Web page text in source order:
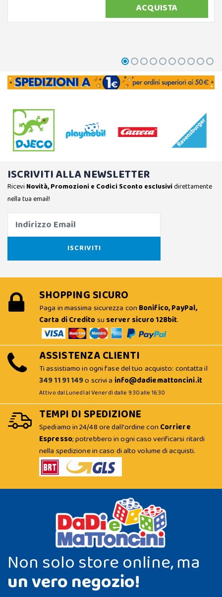
ACQUISTA
ISCRIVITI ALLA NEWSLETTER
Ricevi Novità, Promozioni e Codici Sconto esclusividirettamente
nella tua email!
SHOPPING SICURO
Paga in massima sicurezza con Bonifico, PayPal,
Carta di Creditosu server sicuro 128bit.
ASSISTENZA CLIENTI
Ti assistiamo in ogni fase del tuo acquisto: contatta il
349 11 91 149o scrivi a info@dadiemattoncini.it
Attivo dal Lunedì al Venerdì dalle 9:30 alle 16:30
TEMPI DI SPEDIZIONE
Spediamo in 24/48 ore dall'ordine con Corriere
Espresso; potrebbero in ogni caso verificarsi ritardi
nella spedizione in caso di alto volume di acquisti.
Non solo store online, ma
un vero negozio!